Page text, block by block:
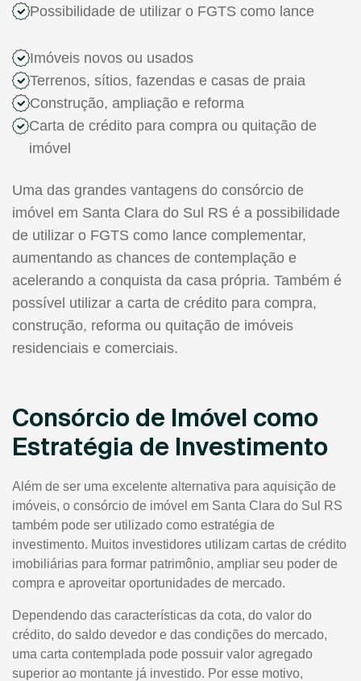
Possibilidade de utilizar o FGTS como lance
Imóveis novos ou usados
Terrenos, sítios, fazendas e casas de praia
Construção, ampliação e reforma
Carta de crédito para compra ou quitação de
imóvel
Uma das grandes vantagens do consórcio de
imóvel em Santa Clara do Sul RS é a possibilidade
de utilizar o FGTS como lance complementar,
aumentando as chances de contemplação e
acelerando a conquista da casa própria. Também é
possível utilizar a carta de crédito para compra,
construção, reforma ou quitação de imóveis
residenciais e comerciais.
Consórcio de Imóvel como
Estratégia de Investimento
Além de ser uma excelente alternativa para aquisição de
imóveis, o consórcio de imóvel em Santa Clara do Sul RS
também pode ser utilizado como estratégia de
investimento. Muitos investidores utilizam cartas de crédito
imobiliárias para formar patrimônio, ampliar seu poder de
compra e aproveitar oportunidades de mercado.
Dependendo das características da cota, do valor do
crédito, do saldo devedor e das condições do mercado,
uma carta contemplada pode possuir valor agregado
superior ao montante já investido. Por esse motivo,